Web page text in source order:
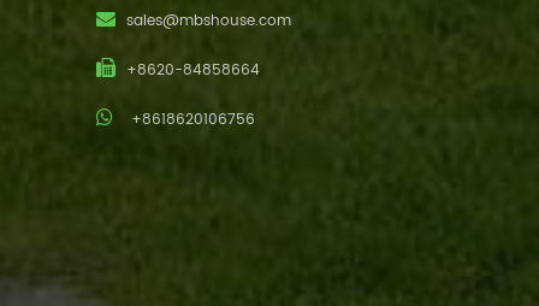
sales@mbshouse.com
+8620-84858664
+8618620106756